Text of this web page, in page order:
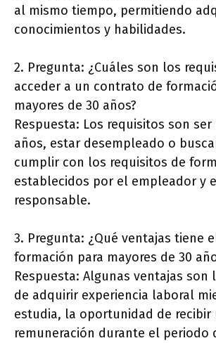
al mismo tiempo, permitiendo
conocimientos y habilidades.
2. Pregunta: ¿Cuáles son los
acceder a un contrato de
mayores de 30 años?
Respuesta: Los requisitos son ser
años, estar desempleado o
cumplir con los requisitos de
establecidos por el empleador y
responsable.
3. Pregunta: ¿Qué ventajas tiene
formación para mayores de 30
Respuesta: Algunas ventajas son
de adquirir experiencia laboral
estudia, la oportunidad de recibir
remuneración durante el periodo